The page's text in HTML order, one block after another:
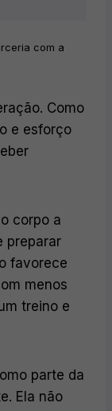
com a
Como
e esforço
corpo a
preparar
favorece
menos
treino e
parte da
Ela não